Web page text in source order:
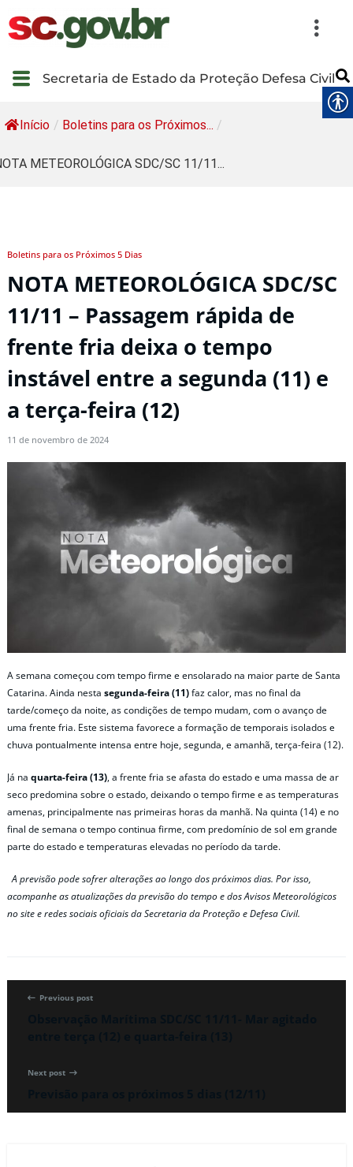
Secretaria de Estado da Proteção Defesa Civil
Início / Boletins para os Próximos... /
METEOROLÓGICA SDC/SC 11/11...
Boletins para os Próximos 5 Dias
NOTA METEOROLÓGICA SDC/SC
11/11 – Passagem rápida de
frente fria deixa o tempo
instável entre a segunda (11) e
a terça-feira (12)
11 de novembro de 2024
A semana começou com tempo firme e ensolarado na maior parte de Santa
Catarina. Ainda nesta segunda-feira (11)faz calor, mas no final da
tarde/começo da noite, as condições de tempo mudam, com o avanço de
uma frente fria. Este sistema favorece a formação de temporais isolados e
chuva pontualmente intensa entre hoje, segunda, e amanhã, terça-feira (12).
Já na quarta-feira (13), a frente fria se afasta do estado e uma massa de ar
seco predomina sobre o estado, deixando o tempo firme e as temperaturas
amenas, principalmente nas primeiras horas da manhã. Na quinta (14) e no
final de semana o tempo continua firme, com predomínio de sol em grande
parte do estado e temperaturas elevadas no período da tarde.
A previsão pode sofrer alterações ao longo dos próximos dias. Por isso,
acompanhe as atualizações da previsão do tempo e dos Avisos Meteorológicos
no site e redes sociais oficiais da Secretaria da Proteção e Defesa Civil.
Previous post
Next post